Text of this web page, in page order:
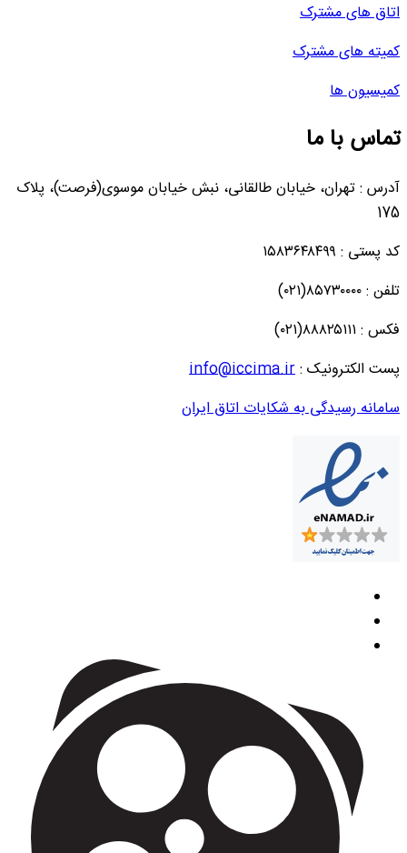
اتاق های مشترک
کمیته های مشترک
کمیسیون ها
تماس با ما
آدرس : تهران، خیابان طالقانی، نبش خیابان موسوی(فرصت)، پلاک
175
کد پستی : ۱۵۸۳۶۴۸۴۹۹
تلفن : ۸۵۷۳۰۰۰۰(۰۲۱)
فکس : ۸۸۸۲۵۱۱۱(۰۲۱)
پست الکترونیک :info@iccima.ir
سامانه رسیدگی به شکایات اتاق ایران